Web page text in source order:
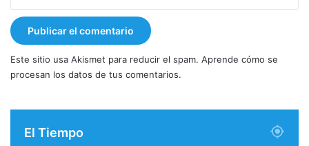
Este sitio usa Akismet para reducir el spam. Aprende cómo se
procesan los datos de tus comentarios.
El Tiempo